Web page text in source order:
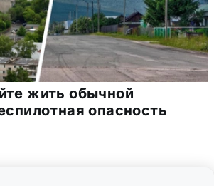
жить обычной
опасность